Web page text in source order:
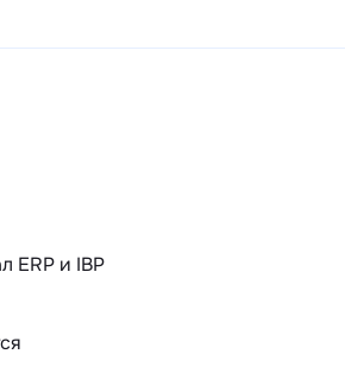
ERP и IBP